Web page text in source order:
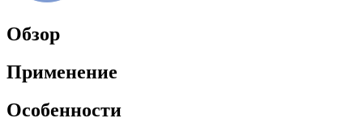
Обзор
Применение
Особенности